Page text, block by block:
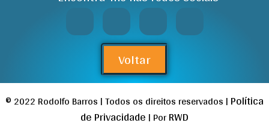
Voltar
© 2022 Rodolfo Barros | Todos os direitos reservados | Política
de Privacidade | PorRWD